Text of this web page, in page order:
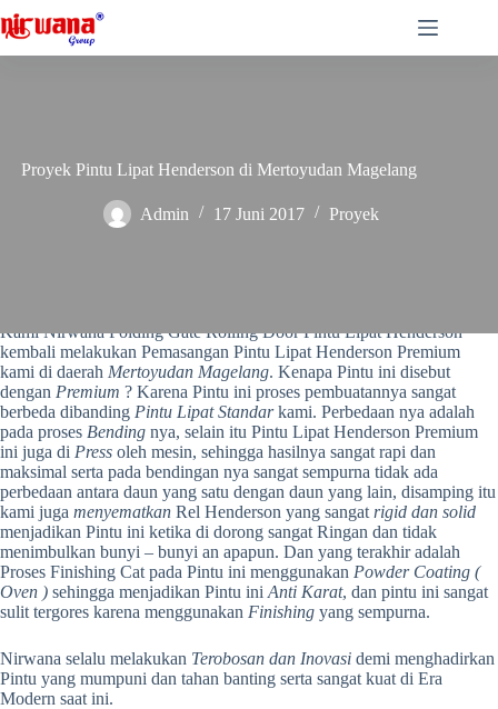
to
Proyek Pintu Lipat Henderson di Mertoyudan Magelang
Admin 17 Juni 2017 Proyek
Kami Nirwana Folding Gate Rolling Door Pintu Lipat Henderson
kembali melakukan Pemasangan Pintu Lipat Henderson Premium
kami di daerah Mertoyudan Magelang. Kenapa Pintu ini disebut
dengan Premium ? Karena Pintu ini proses pembuatannya sangat
berbeda dibanding Pintu Lipat Standarkami. Perbedaan nya adalah
pada proses Bending nya, selain itu Pintu Lipat Henderson Premium
ini juga di Press oleh mesin, sehingga hasilnya sangat rapi dan
maksimal serta pada bendingan nya sangat sempurna tidak ada
perbedaan antara daun yang satu dengan daun yang lain, disamping itu
kami juga menyematkan Rel Henderson yang sangat rigid dan solid
menjadikan Pintu ini ketika di dorong sangat Ringan dan tidak
menimbulkan bunyi – bunyi an apapun. Dan yang terakhir adalah
Proses Finishing Cat pada Pintu ini menggunakan Powder Coating (
Oven ) sehingga menjadikan Pintu ini Anti Karat, dan pintu ini sangat
sulit tergores karena menggunakan Finishing yang sempurna.
Nirwana selalu melakukan Terobosan dan Inovasi demi menghadirkan
Pintu yang mumpuni dan tahan banting serta sangat kuat di Era
Modern saat ini.